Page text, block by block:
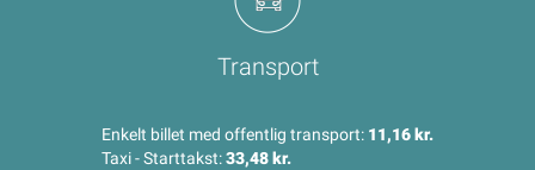
Transport
Enkelt billet med offentlig transport: 11,16 kr.
Taxi - Starttakst:33,48 kr.